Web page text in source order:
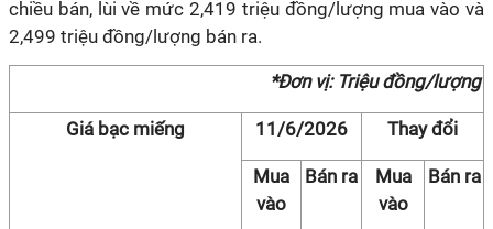
chiều bán, lùi về mức 2,419 triệu đồng/lượng mua vào và
2,499 triệu đồng/lượng bán ra.
*Đơn vị: Triệu đồng/lượng
Giá bạc miếng 11/6/2026 Thay đổi
Mua
vào
Bán ra
Mua
vào
Bán ra